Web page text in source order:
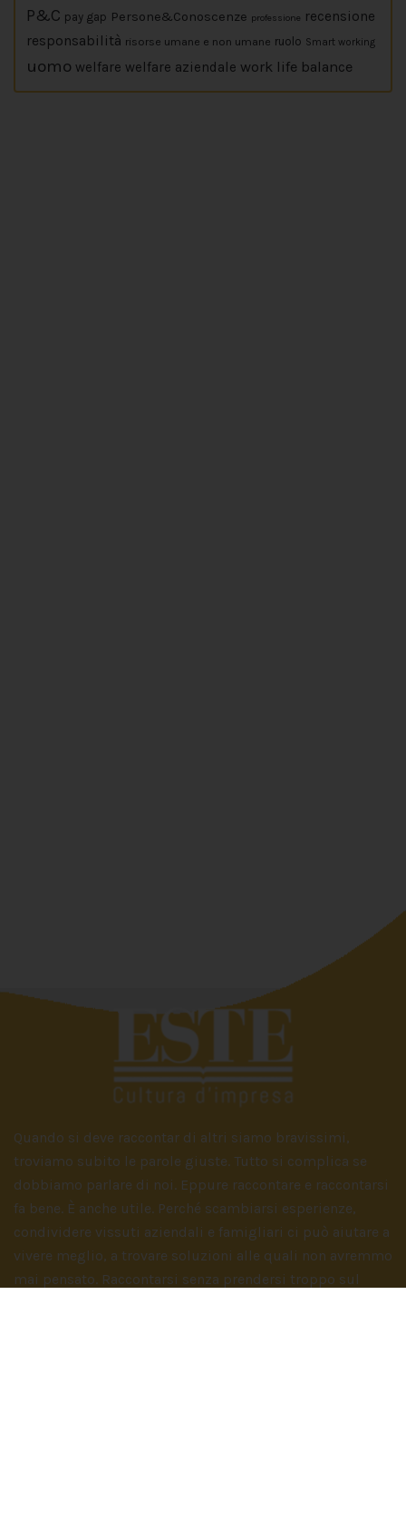
P&C pay gap Persone&Conoscenze professione recensione
responsabilità risorse umane e non umane ruolo Smart working
uomo welfare welfare aziendale work life balance
Quando si deve raccontar di altri siamo bravissimi,
troviamo subito le parole giuste. Tutto si complica se
dobbiamo parlare di noi. Eppure raccontare e raccontarsi
fa bene. È anche utile. Perché scambiarsi esperienze,
condividere vissuti aziendali e famigliari ci può aiutare a
vivere meglio, a trovare soluzioni alle quali non avremmo
mai pensato. Raccontarsi senza prendersi troppo sul